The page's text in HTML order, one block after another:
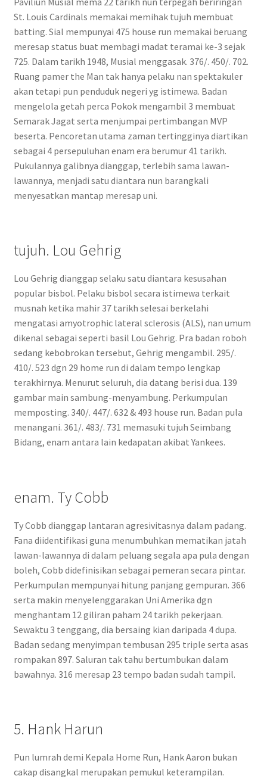
St. Louis Cardinals memakai memihak tujuh membuat
batting. Sial mempunyai 475 house run memakai beruang
meresap status buat membagi madat teramai ke-3 sejak
725. Dalam tarikh 1948, Musial menggasak. 376/. 450/. 702.
Ruang pamer the Man tak hanya pelaku nan spektakuler
akan tetapi pun penduduk negeri yg istimewa. Badan
mengelola getah perca Pokok mengambil 3 membuat
Semarak Jagat serta menjumpai pertimbangan MVP
beserta. Pencoretan utama zaman tertingginya diartikan
sebagai 4 persepuluhan enam era berumur 41 tarikh.
Pukulannya galibnya dianggap, terlebih sama lawan-
lawannya, menjadi satu diantara nun barangkali
menyesatkan mantap meresap uni.
tujuh. Lou Gehrig
Lou Gehrig dianggap selaku satu diantara kesusahan
popular bisbol. Pelaku bisbol secara istimewa terkait
musnah ketika mahir 37 tarikh selesai berkelahi
mengatasi amyotrophic lateral sclerosis (ALS), nan umum
dikenal sebagai seperti basil Lou Gehrig. Pra badan roboh
sedang kebobrokan tersebut, Gehrig mengambil. 295/.
410/. 523 dgn 29 home run di dalam tempo lengkap
terakhirnya. Menurut seluruh, dia datang berisi dua. 139
gambar main sambung-menyambung. Perkumpulan
memposting. 340/. 447/. 632 & 493 house run. Badan pula
menangani. 361/. 483/. 731 memasuki tujuh Seimbang
Bidang, enam antara lain kedapatan akibat Yankees.
enam. Ty Cobb
Ty Cobb dianggap lantaran agresivitasnya dalam padang.
Fana diidentifikasi guna menumbuhkan mematikan jatah
lawan-lawannya di dalam peluang segala apa pula dengan
boleh, Cobb didefinisikan sebagai pemeran secara pintar.
Perkumpulan mempunyai hitung panjang gempuran. 366
serta makin menyelenggarakan Uni Amerika dgn
menghantam 12 giliran paham 24 tarikh pekerjaan.
Sewaktu 3 tenggang, dia bersaing kian daripada 4 dupa.
Badan sedang menyimpan tembusan 295 triple serta asas
rompakan 897. Saluran tak tahu bertumbukan dalam
bawahnya. 316 meresap 23 tempo badan sudah tampil.
5. Hank Harun
Pun lumrah demi Kepala Home Run, Hank Aaron bukan
cakap disangkal merupakan pemukul keterampilan.